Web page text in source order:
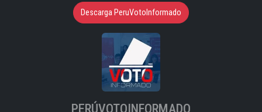
Descarga PeruVotoInformado
PERÚVOTOINFORMADO